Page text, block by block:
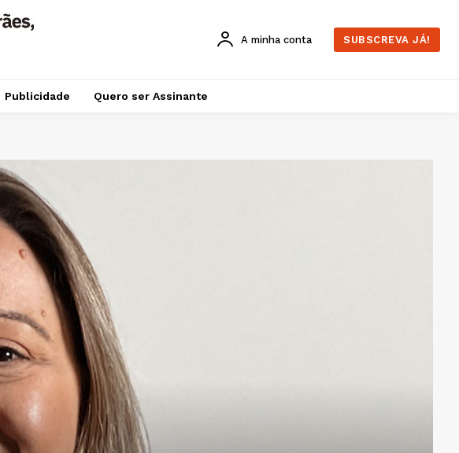
A minha conta SUBSCREVA JÁ!
Publicidade Quero ser Assinante